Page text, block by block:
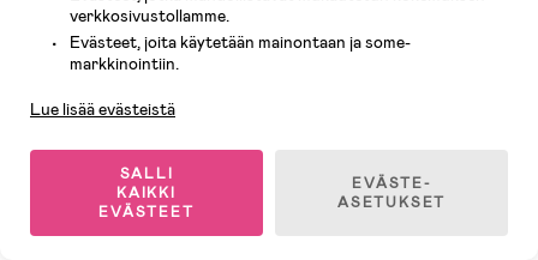
verkkosivustollamme.
Evästeet, joita käytetään mainontaan ja some-
markkinointiin.
Lue lisää evästeistä
SALLI
KAIKKI
EVÄSTEET
EVÄSTE-
ASETUKSET